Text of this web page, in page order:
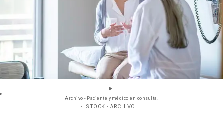
Archivo - Paciente y médico en consulta.
- ISTOCK - ARCHIVO